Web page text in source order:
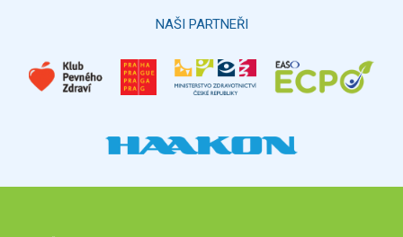
NAŠI PARTNEŘI